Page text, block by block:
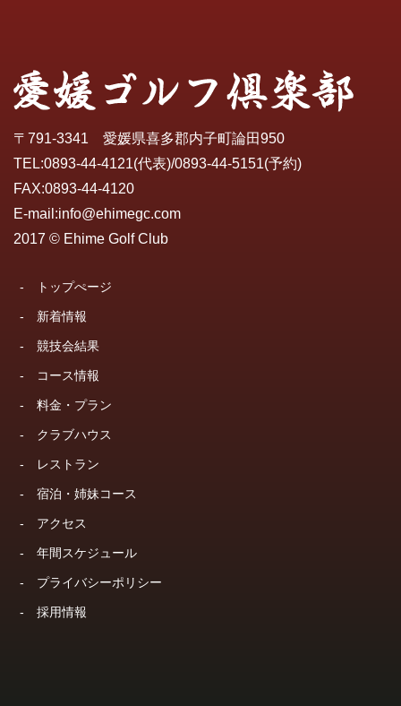
〒791-3341 愛媛県喜多郡内子町論田950
TEL:0893-44-4121(代表)/0893-44-5151(予約)
FAX:0893-44-4120
E-mail:info@ehimegc.com
2017 © Ehime Golf Club
- トップぺージ
- 新着情報
- 競技会結果
- コース情報
- 料金・プラン
- クラブハウス
- レストラン
- 宿泊・姉妹コース
- アクセス
- 年間スケジュール
- プライバシーポリシー
- 採用情報